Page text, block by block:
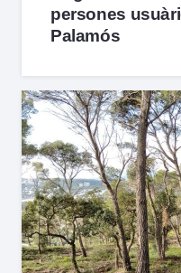
persones
Palamós